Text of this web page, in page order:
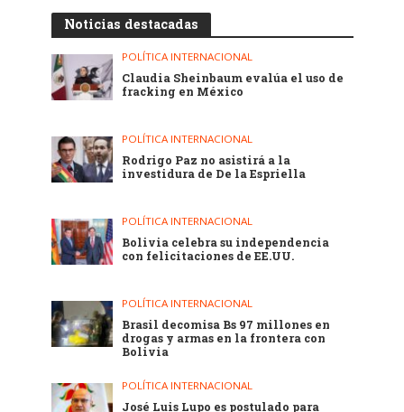
Noticias destacadas
POLÍTICA INTERNACIONAL
Claudia Sheinbaum evalúa el uso de
fracking en México
POLÍTICA INTERNACIONAL
Rodrigo Paz no asistirá a la
investidura de De la Espriella
POLÍTICA INTERNACIONAL
Bolivia celebra su independencia
con felicitaciones de EE.UU.
POLÍTICA INTERNACIONAL
Brasil decomisa Bs 97 millones en
drogas y armas en la frontera con
Bolivia
POLÍTICA INTERNACIONAL
José Luis Lupo es postulado para